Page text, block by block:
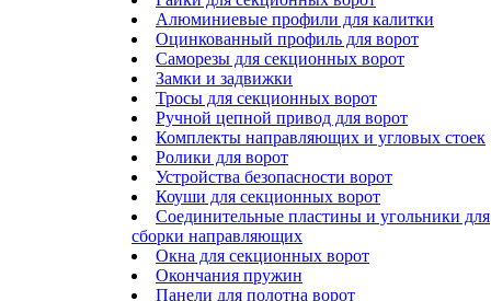
Алюминиевые профили для калитки
Оцинкованный профиль для ворот
Саморезы для секционных ворот
Замки и задвижки
Тросы для секционных ворот
Ручной цепной привод для ворот
Комплекты направляющих и угловых стоек
Ролики для ворот
Устройства безопасности ворот
Коуши для секционных ворот
Соединительные пластины и угольники для
сборки направляющих
Окна для секционных ворот
Окончания пружин
Панели для полотна ворот